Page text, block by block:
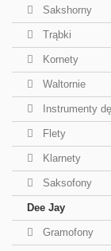
Sakshorny
Trąbki
Kornety
Waltornie
Instrumenty
Flety
Klarnety
Saksofony
Dee Jay
Gramofony